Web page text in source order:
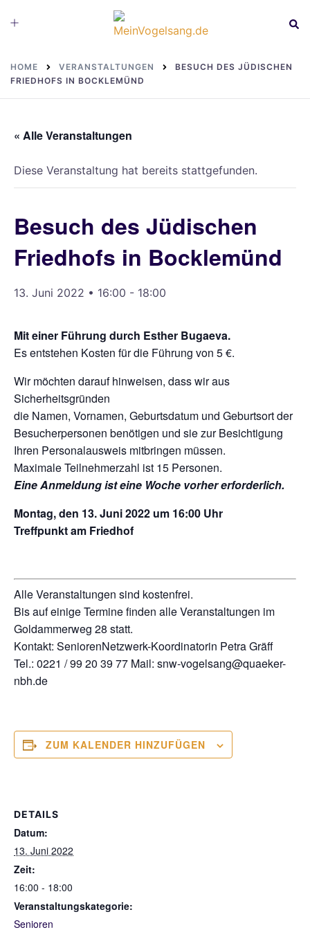
Toggle
HOME VERANSTALTUNGEN
BESUCH DES JÜDISCHEN
FRIEDHOFS IN BOCKLEMÜND
« Alle Veranstaltungen
Diese Veranstaltung hat bereits stattgefunden.
Besuch des Jüdischen
Friedhofs in Bocklemünd
13. Juni 2022 • 16:00 - 18:00
Mit einer Führung durch Esther Bugaeva.
Es entstehen Kosten für die Führung von 5 €.
Wir möchten darauf hinweisen, dass wir aus
Sicherheitsgründen
die Namen, Vornamen, Geburtsdatum und Geburtsort der
Besucherpersonen benötigen und sie zur Besichtigung
Ihren Personalausweis mitbringen müssen.
Maximale Teilnehmerzahl ist 15 Personen.
Eine Anmeldung ist eine Woche vorher erforderlich.
Montag, den 13. Juni 2022 um 16:00 Uhr
Treffpunkt am Friedhof
Alle Veranstaltungen sind kostenfrei.
Bis auf einige Termine finden alle Veranstaltungen im
Goldammerweg 28 statt.
Kontakt: SeniorenNetzwerk-Koordinatorin Petra Gräff
Tel.: 0221 / 99 20 39 77 Mail: snw-vogelsang@quaeker-
nbh.de
ZUM KALENDER HINZUFÜGEN
DETAILS
Datum:
13. Juni 2022
Zeit:
16:00 - 18:00
Veranstaltungskategorie:
Senioren